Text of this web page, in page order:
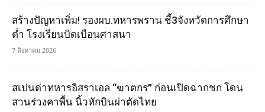
สร้างปัญหาเพิ่ม! รองผบ.ทหารพราน ชี้3จังหวัดการศึกษา
ต่ำ โรงเรียนบิดเบือนศาสนา
7 สิงหาคม 2026
สเปนด่าทหารอิสราเอล “ฆาตกร” ก่อนเปิดฉากชก โดน
สวนร่วงคาพื้น นิ้วหักบินผ่าตัดไทย